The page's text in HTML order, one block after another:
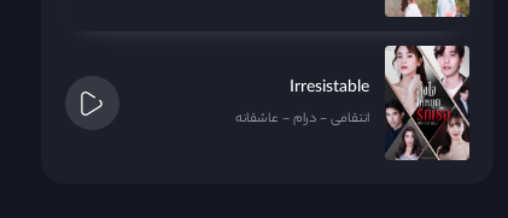
Irresistable
انتقامی درام عاشقانه